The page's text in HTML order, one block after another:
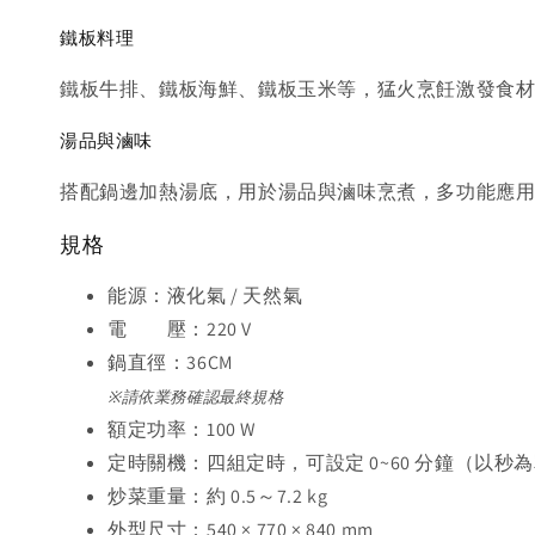
鐵板料理
鐵板牛排、鐵板海鮮、鐵板玉米等，猛火烹飪激發食材
湯品與滷味
搭配鍋邊加熱湯底，用於湯品與滷味烹煮，多功能應用
規格
能源：液化氣 / 天然氣
電 壓：220 V
鍋直徑：36CM
※請依業務確認最終規格
額定功率：100 W
定時關機：四組定時，可設定 0~60 分鐘（以秒為
炒菜重量：約 0.5～7.2 kg